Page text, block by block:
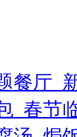
餐厅_
_春节